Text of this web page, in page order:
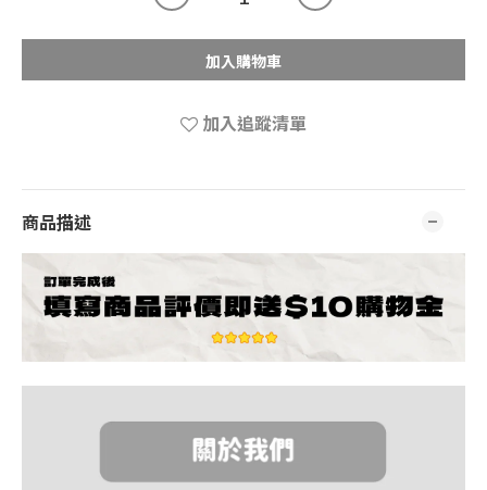
加入購物車
加入追蹤清單
商品描述